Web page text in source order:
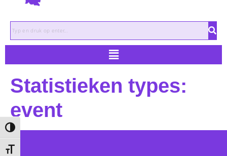
Keuze voor hoog contrast
Kies grootte van het lettertype
Statistieken types:
event